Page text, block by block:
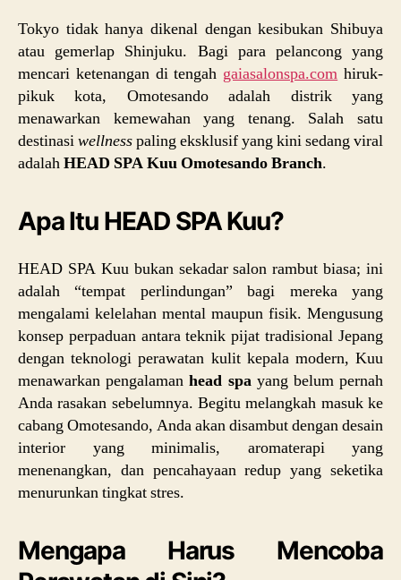
Tokyo tidak hanya dikenal dengan kesibukan Shibuya
atau gemerlap Shinjuku. Bagi para pelancong yang
mencari ketenangan di tengah gaiasalonspa.com hiruk-
pikuk kota, Omotesando adalah distrik yang
menawarkan kemewahan yang tenang. Salah satu
destinasiwellnesspaling eksklusif yang kini sedang viral
adalahHEAD SPA Kuu Omotesando Branch.
Apa Itu HEAD SPA Kuu?
HEAD SPA Kuu bukan sekadar salon rambut biasa; ini
adalah “tempat perlindungan” bagi mereka yang
mengalami kelelahan mental maupun fisik. Mengusung
konsep perpaduan antara teknik pijat tradisional Jepang
dengan teknologi perawatan kulit kepala modern, Kuu
menawarkan pengalamanhead spayang belum pernah
Anda rasakan sebelumnya. Begitu melangkah masuk ke
cabang Omotesando, Anda akan disambut dengan desain
interior yang minimalis, aromaterapi yang
menenangkan, dan pencahayaan redup yang seketika
menurunkan tingkat stres.
Mengapa Harus Mencoba